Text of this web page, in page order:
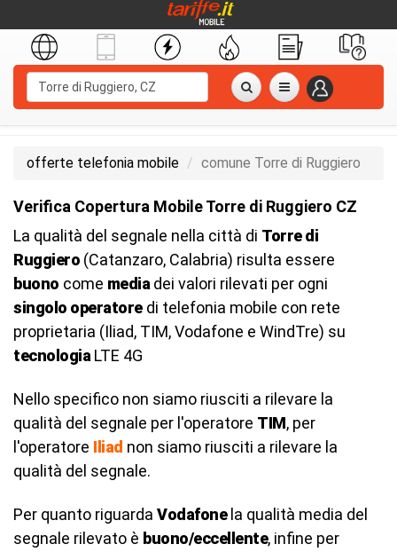
offerte telefonia mobile comune Torre di Ruggiero
Verifica Copertura Mobile Torre di Ruggiero CZ
La qualità del segnale nella città di Torre di
Ruggiero (Catanzaro, Calabria) risulta essere
buono come media dei valori rilevati per ogni
singolo operatoredi telefonia mobile con rete
proprietaria (Iliad, TIM, Vodafone e WindTre) su
tecnologia LTE 4G
Nello specifico non siamo riusciti a rilevare la
qualità del segnale per l'operatore TIM, per
l'operatore Iliad non siamo riusciti a rilevare la
qualità del segnale.
Per quanto riguarda Vodafonela qualità media del
segnale rilevato è buono/eccellente, infine per